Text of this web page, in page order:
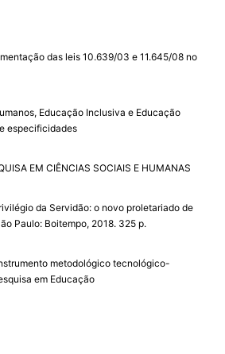
das leis 10.639/03 e 11.645/08 no
Educação Inclusiva e Educação
especificidades
EM CIÊNCIAS SOCIAIS E HUMANAS
da Servidão: o novo proletariado de
Paulo: Boitempo, 2018. 325 p.
metodológico tecnológico-
em Educação